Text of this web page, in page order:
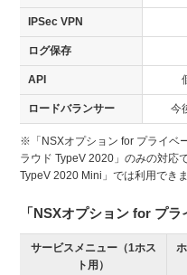
IPSec VPN
ログ保存
API
ロードバランサー 今
※「NSXオプション for プライベ
ラウド TypeV 2020」のみの対応
TypeV 2020 Mini」では利用できま
「NSXオプション for プ
サービスメニュー（1ホス
ト用）